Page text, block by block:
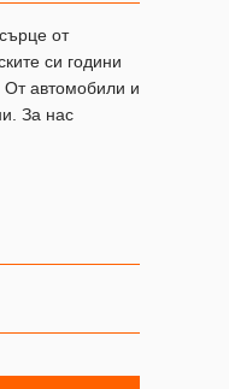
от
си години
От автомобили и
За нас